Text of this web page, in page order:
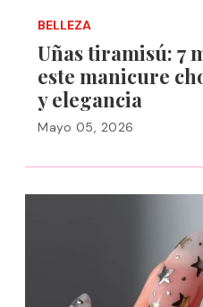
BELLEZA
Uñas tiramisú: 7
este manicure
y elegancia
Mayo 05, 2026